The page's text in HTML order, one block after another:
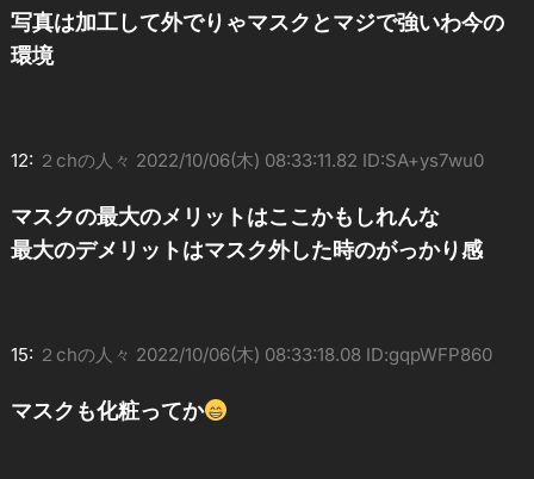
写真は加工して外でりゃマスクとマジで強いわ今の
環境
12: ２chの人々 2022/10/06(木) 08:33:11.82 ID:SA+ys7wu0
マスクの最大のメリットはここかもしれんな
最大のデメリットはマスク外した時のがっかり感
15: ２chの人々 2022/10/06(木) 08:33:18.08 ID:gqpWFP860
マスクも化粧ってか